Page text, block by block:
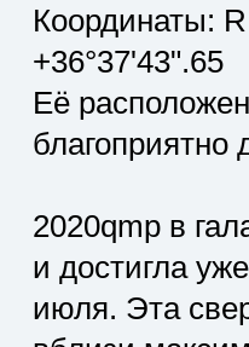
Координаты:
+36°37'43".65
Её
2020qmp в
и достигла
июля. Эта